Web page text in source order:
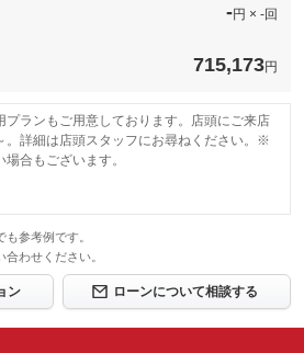
-円 × -回
715,173円
プランもご用意しております。店頭にご来店
。詳細は店頭スタッフにお尋ねください。※
合もございます。
参考例です。
わせください。
ン ローンについて相談する